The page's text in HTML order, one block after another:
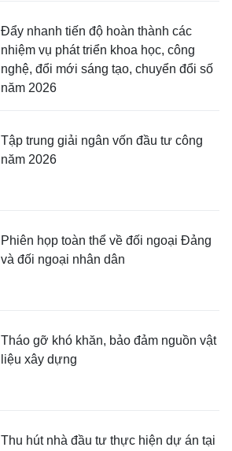
Đẩy nhanh tiến độ hoàn thành các
nhiệm vụ phát triển khoa học, công
nghệ, đổi mới sáng tạo, chuyển đổi số
năm 2026
Tập trung giải ngân vốn đầu tư công
năm 2026
Phiên họp toàn thể về đối ngoại Đảng
và đối ngoại nhân dân
Tháo gỡ khó khăn, bảo đảm nguồn vật
liệu xây dựng
Thu hút nhà đầu tư thực hiện dự án tại